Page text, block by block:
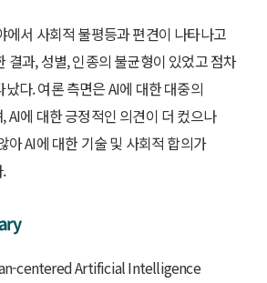
에서 사회적 불평등과 편견이 나타나고
결과, 성별, 인종의 불균형이 있었고 점차
다. 여론 측면은 AI에 대한 대중의
AI에 대한 긍정적인 의견이 더 컸으나
아 AI에 대한 기술 및 사회적 합의가
centered Artificial Intelligence